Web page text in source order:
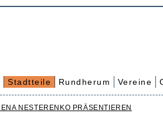
Stadtteile Rundherum Vereine
NESTERENKO PRÄSENTIEREN